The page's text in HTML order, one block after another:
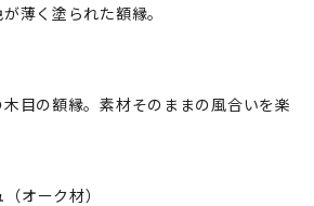
薄く塗られた額縁。
目の額縁。素材そのままの風合いを楽
オーク材）